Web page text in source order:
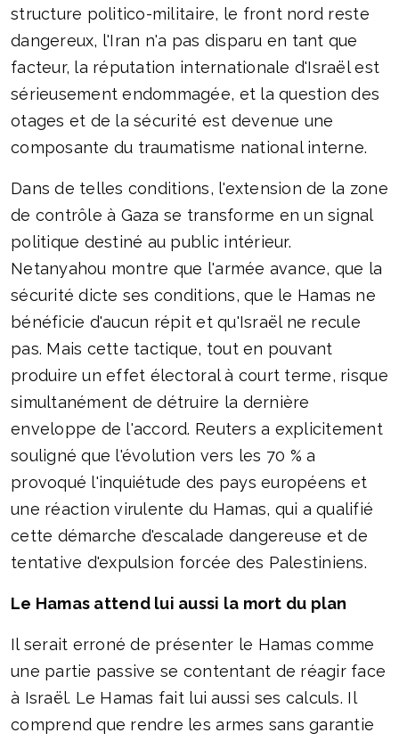
structure politico-militaire, le front nord reste
dangereux, l'Iran n'a pas disparu en tant que
facteur, la réputation internationale d'Israël est
sérieusement endommagée, et la question des
otages et de la sécurité est devenue une
composante du traumatisme national interne.
Dans de telles conditions, l'extension de la zone
de contrôle à Gaza se transforme en un signal
politique destiné au public intérieur.
Netanyahou montre que l'armée avance, que la
sécurité dicte ses conditions, que le Hamas ne
bénéficie d'aucun répit et qu'Israël ne recule
pas. Mais cette tactique, tout en pouvant
produire un effet électoral à court terme, risque
simultanément de détruire la dernière
enveloppe de l'accord. Reuters a explicitement
souligné que l'évolution vers les 70 % a
provoqué l'inquiétude des pays européens et
une réaction virulente du Hamas, qui a qualifié
cette démarche d'escalade dangereuse et de
tentative d'expulsion forcée des Palestiniens.
Le Hamas attend lui aussi la mort du plan
Il serait erroné de présenter le Hamas comme
une partie passive se contentant de réagir face
à Israël. Le Hamas fait lui aussi ses calculs. Il
comprend que rendre les armes sans garantie